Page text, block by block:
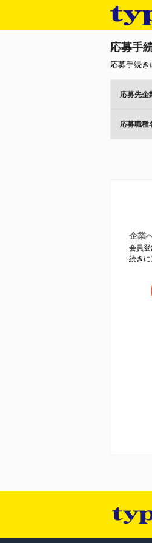
応募手
応募手続き
応募先企
応募職種
企業
会員
続きに